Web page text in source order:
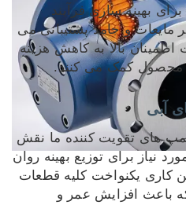
بهینه سازی فرآیند
مایعات و جامد پشتیبانی می
اطمینان بالا به کاهش هزینه
محصول کمک می کنند.
آبی
های تقویت کننده ما نقش
نیاز برای توزیع بهینه روان
کاری یکنواخت کلیه قطعات
باعث افزایش عمر و